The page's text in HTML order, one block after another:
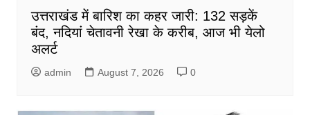
उत्तराखंड में बारिश का कहर जारी: 132 सड़कें
बंद, नदियां चेतावनी रेखा के करीब, आज भी येलो
अलर्ट
admin August 7, 2026 0